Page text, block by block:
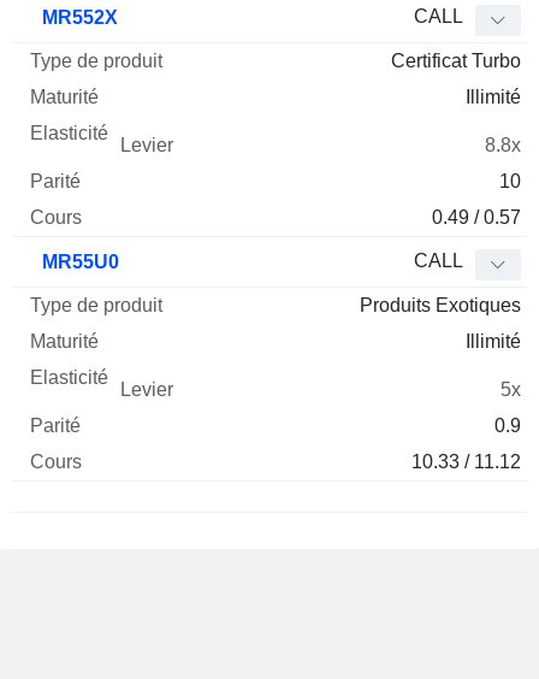
MR552X CALL
Certificat Turbo
Illimité
8.8x
10
0.49 / 0.57
MR55U0 CALL
Produits Exotiques
Illimité
5x
0.9
10.33 / 11.12